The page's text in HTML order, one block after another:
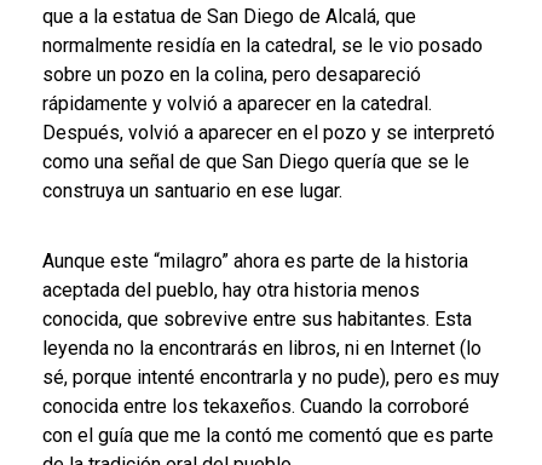
que a la estatua de San Diego de Alcalá, que
normalmente residía en la catedral, se le vio posado
sobre un pozo en la colina, pero desapareció
rápidamente y volvió a aparecer en la catedral.
Después, volvió a aparecer en el pozo y se interpretó
como una señal de que San Diego quería que se le
construya un santuario en ese lugar.
Aunque este “milagro” ahora es parte de la historia
aceptada del pueblo, hay otra historia menos
conocida, que sobrevive entre sus habitantes. Esta
leyenda no la encontrarás en libros, ni en Internet (lo
sé, porque intenté encontrarla y no pude), pero es muy
conocida entre los tekaxeños. Cuando la corroboré
con el guía que me la contó me comentó que es parte